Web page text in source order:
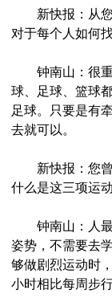
新快报：从您
对于每个人如何
钟南山：很重
球、足球、篮球
足球。只要是有
去就可以。
新快报：您曾
什么是这三项运
钟南山：人最
姿势，不需要去
够做剧烈运动时
小时相比每周步